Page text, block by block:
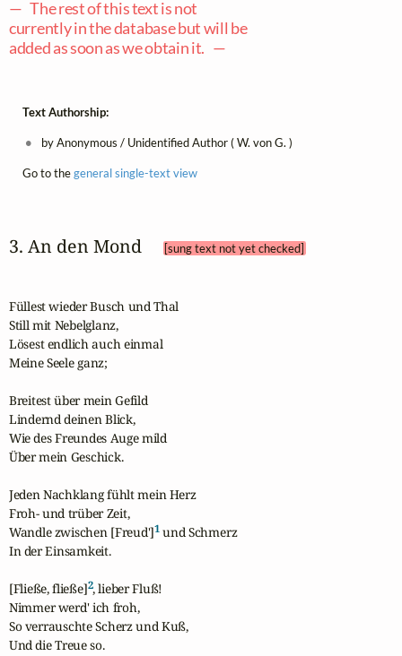
— The rest of this text is not
currently in the database but will be
added as soon as we obtain it. —
Text Authorship:
by Anonymous / Unidentified Author ( W. von G. )
Go to thegeneral single-text view
3. An den Mond [sung text not yet checked]
Füllest wieder Busch und Thal
Still mit Nebelglanz,
Lösest endlich auch einmal
Meine Seele ganz;
Breitest über mein Gefild
Lindernd deinen Blick,
Wie des Freundes Auge mild
Über mein Geschick.
Jeden Nachklang fühlt mein Herz
Froh- und trüber Zeit,
Wandle zwischen [Freud']1 und Schmerz
In der Einsamkeit.
[Fließe, fließe]2, lieber Fluß!
Nimmer werd' ich froh,
So verrauschte Scherz und Kuß,
Und die Treue so.